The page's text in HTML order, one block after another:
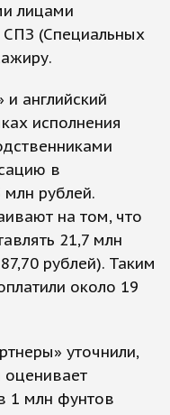
лицами
СПЗ (Специальных
английский
исполнения
в
рублей.
на том, что
21,7 млн
рублей). Таким
около 19
уточнили,
оценивает
1 млн фунтов